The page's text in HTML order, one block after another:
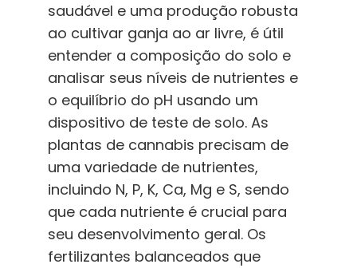
saudável e uma produção robusta
ao cultivar ganja ao ar livre, é útil
entender a composição do solo e
analisar seus níveis de nutrientes e
o equilíbrio do pH usando um
dispositivo de teste de solo. As
plantas de cannabis precisam de
uma variedade de nutrientes,
incluindo N, P, K, Ca, Mg e S, sendo
que cada nutriente é crucial para
seu desenvolvimento geral. Os
fertilizantes balanceados que